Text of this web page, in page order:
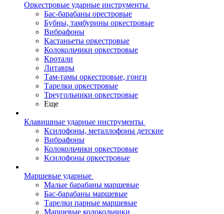
Оркестровые ударные инструменты
Бас-барабаны орестровые
Бубны, тамбурины оркестровые
Вибрафоны
Кастаньеты оркестровые
Колокольчики оркестровые
Кротали
Литавры
Там-тамы оркестровые, гонги
Тарелки оркестровые
Треугольники оркестровые
Еще
Клавишные ударные инструменты
Ксилофоны, металлофоны детские
Вибрафоны
Колокольчики оркестровые
Ксилофоны оркестровые
Маршевые ударные
Малые барабаны маршевые
Бас-барабаны маршевые
Тарелки парные маршевые
Маршевые колокольчики